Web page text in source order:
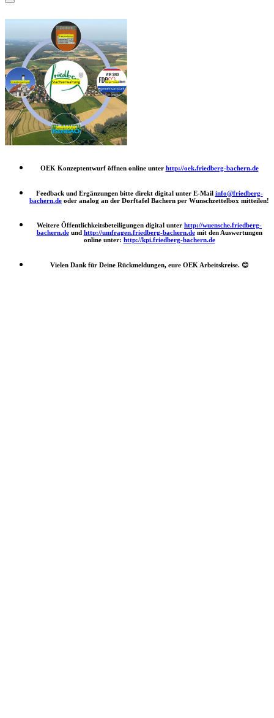
OEK Konzeptentwurf öffnen online unter http://oek.friedberg-bachern.de
Feedback und Ergänzungen bitte direkt digital unter E-Mail info@friedberg-
bachern.de oder analog an der Dorftafel Bachern per Wunschzettelbox mitteilen!
Weitere Öffentlichkeitsbeteiligungen digital unter http://wuensche.friedberg-
bachern.deund http://umfragen.friedberg-bachern.de mit den Auswertungen
online unter: http://kpi.friedberg-bachern.de
Vielen Dank für Deine Rückmeldungen, eure OEK Arbeitskreise. 😊